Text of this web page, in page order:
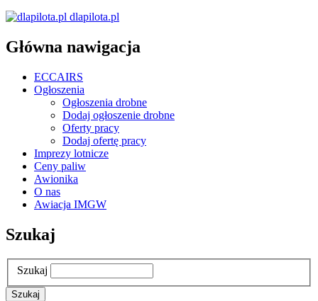
dlapilota.pl
Główna nawigacja
ECCAIRS
Ogłoszenia
Ogłoszenia drobne
Dodaj ogłoszenie drobne
Oferty pracy
Dodaj ofertę pracy
Imprezy lotnicze
Ceny paliw
Awionika
O nas
Awiacja IMGW
Szukaj
Szukaj